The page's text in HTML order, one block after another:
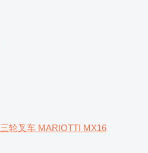
三轮叉车 MARIOTTI MX16